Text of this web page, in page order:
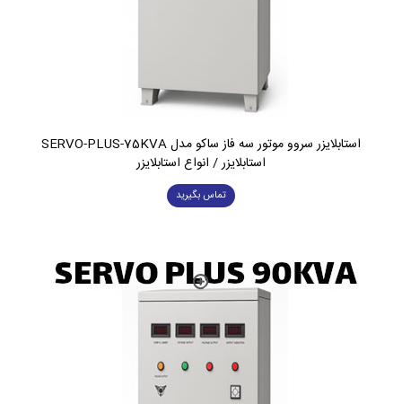
استابلایزر سروو موتور سه فاز ساکو مدل SERVO-PLUS-75KVA
استابلایزر / انواع استابلایزر
تماس بگیرید